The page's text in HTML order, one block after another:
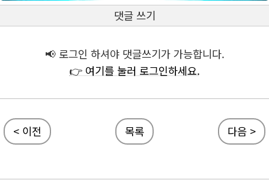
댓글 쓰기
📢 로그인 하셔야 댓글쓰기가 가능합니다.
👉 여기를 눌러 로그인하세요.
< 이전 목록 다음 >